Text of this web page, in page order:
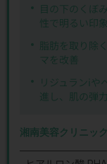
目の下のくぼ
性で明るい印象
脂肪を取り除
マを改善
リジュランiや
進し、肌の弾
湘南美容クリニッ